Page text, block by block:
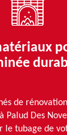
de
Palud Des
le tubage de